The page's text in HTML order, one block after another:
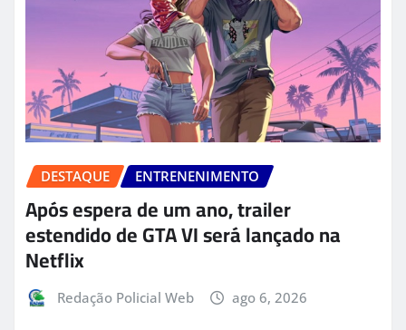
DESTAQUE ENTRENENIMENTO
Após espera de um ano, trailer
estendido de GTA VI será lançado na
Netflix
Redação Policial Web ago 6, 2026